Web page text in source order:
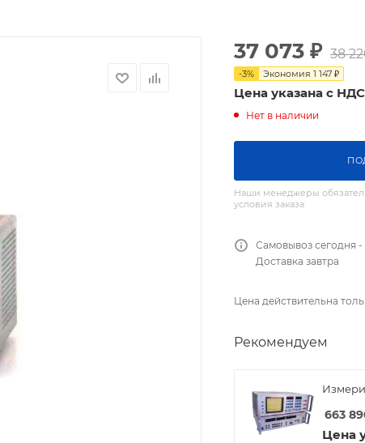
37 073 ₽ 38
-3% Экономия 1 147 ₽
Цена указана с НДС
Нет в наличии
Наши менеджеры
условия заказа
Самовывоз сегодня -
Доставка завтра
Цена действительна
Рекомендуем
663
Цена